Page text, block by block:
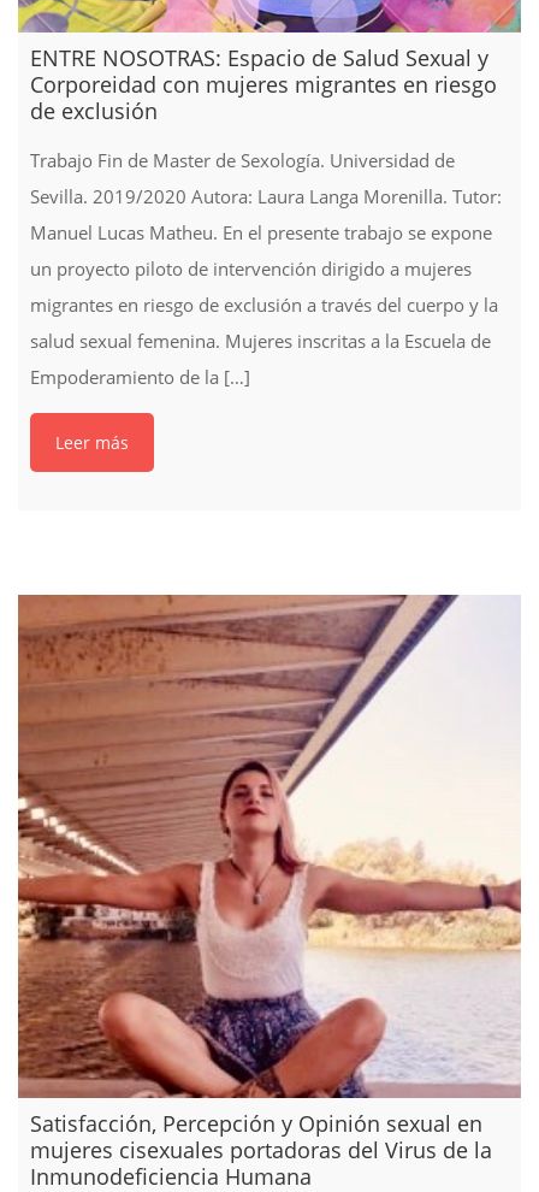
ENTRE NOSOTRAS: Espacio de Salud Sexual y
Corporeidad con mujeres migrantes en riesgo
de exclusión
Trabajo Fin de Master de Sexología. Universidad de
Sevilla. 2019/2020 Autora: Laura Langa Morenilla. Tutor:
Manuel Lucas Matheu. En el presente trabajo se expone
un proyecto piloto de intervención dirigido a mujeres
migrantes en riesgo de exclusión a través del cuerpo y la
salud sexual femenina. Mujeres inscritas a la Escuela de
Empoderamiento de la […]
Leer más
Satisfacción, Percepción y Opinión sexual en
mujeres cisexuales portadoras del Virus de la
Inmunodeficiencia Humana